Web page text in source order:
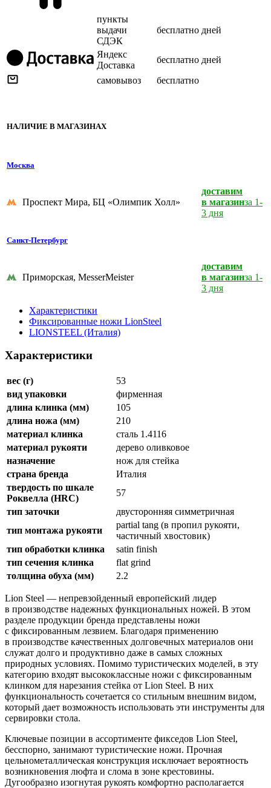
пункты
выдачи
СДЭК
бесплатно дней
Яндекс
Доставка
бесплатно дней
самовывоз
бесплатно
НАЛИЧИЕ В МАГАЗИНАХ
Москва
Проспект Мира, БЦ «Олимпик Холл»
доставим
в магазинза 1-
3 дня
Санкт-Петербург
Приморская, MesserMeister
доставим
в магазинза 1-
3 дня
Характеристики
Фиксированные ножи LionSteel
LIONSTEEL (Италия)
Характеристики
вес (г)
53
вид упаковки
фирменная
длина клинка (мм)
105
длина ножа (мм)
210
материал клинка
сталь 1.4116
материал рукояти
дерево оливковое
назначение
нож для стейка
страна бренда
Италия
твердость по шкале
Роквелла (HRC)
57
тип заточки
двусторонняя симметричная
тип монтажа рукояти
partial tang (в пропил рукояти,
частичный хвостовик)
тип обработки клинка
satin finish
тип сечения клинка
flat grind
толщина обуха (мм)
2.2
Lion Steel — непревзойденный европейский лидер
в производстве надежных функциональных ножей. В этом
разделе продукции бренда представлены ножи
с фиксированным лезвием. Благодаря применению
в производстве качественных долговечных материалов они
служат долго и продуктивно даже в самых сложных
природных условиях. Помимо туристических моделей, в эту
категорию входят высококлассные ножи с фиксированным
клинком для нарезания стейка от Lion Steel. В них
функциональность сочетается со стильным внешним видом,
который дает возможность использовать эти инструменты для
сервировки стола.
Ключевые позиции в ассортименте фикседов Lion Steel,
бесспорно, занимают туристические ножи. Прочная
цельнометаллическая конструкция исключает вероятность
возникновения люфта и слома в зоне крестовины.
Дугообразно изогнутая рукоять комфортно располагается